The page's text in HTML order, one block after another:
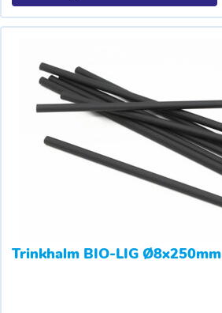
Trinkhalm BIO-LIG Ø8x250mm